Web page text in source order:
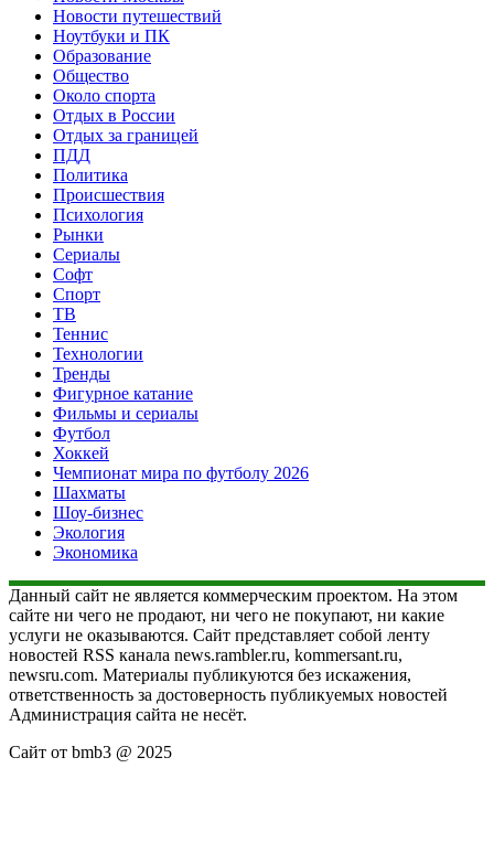
Новости путешествий
Ноутбуки и ПК
Образование
Общество
Около спорта
Отдых в России
Отдых за границей
ПДД
Политика
Происшествия
Психология
Рынки
Сериалы
Софт
Спорт
ТВ
Теннис
Технологии
Тренды
Фигурное катание
Фильмы и сериалы
Футбол
Хоккей
Чемпионат мира по футболу 2026
Шахматы
Шоу-бизнес
Экология
Экономика
Данный сайт не является коммерческим проектом. На этом
сайте ни чего не продают, ни чего не покупают, ни какие
услуги не оказываются. Сайт представляет собой ленту
новостей RSS канала news.rambler.ru, kommersant.ru,
newsru.com. Материалы публикуются без искажения,
ответственность за достоверность публикуемых новостей
Администрация сайта не несёт.
Сайт от bmb3 @ 2025